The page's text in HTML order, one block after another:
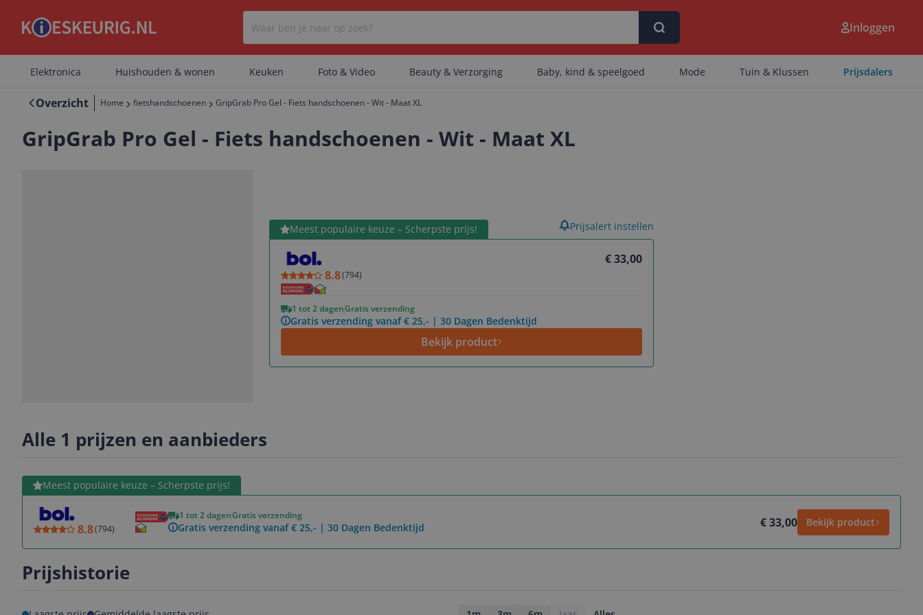
Er zijn geen categorieën gevonden.
Er zijn geen artikelen gevonden.
Inloggen
Elektronica Huishouden & wonen Keuken Foto & Video Beauty & Verzorging Baby, kind & speelgoed Mode Tuin & Klussen Prijsdalers
Overzicht Home fietshandschoenen GripGrab Pro Gel - Fiets handschoenen - Wit - Maat XL
GripGrab Pro Gel - Fiets handschoenen - Wit - Maat XL
Meest populaire keuze – Scherpste prijs!
€ 33,00
8.8(794)
1 tot 2 dagenGratis verzending
Gratis verzending vanaf € 25,- | 30 Dagen Bedenktijd
Bekijk product
Bekijk product Prijsalert instellen
Alle 1 prijzen en aanbieders
Meest populaire keuze – Scherpste prijs!
8.8(794)
1 tot 2 dagenGratis verzending
Gratis verzending vanaf € 25,- | 30 Dagen Bedenktijd € 33,00 Bekijk product
Bekijk product
Prijshistorie